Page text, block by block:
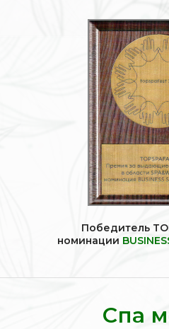
Победитель
номинации
Спа